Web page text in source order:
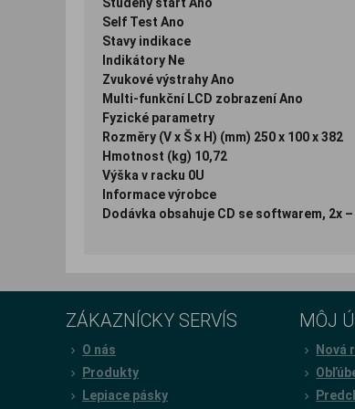
Self Test Ano
Stavy indikace
Indikátory Ne
Zvukové výstrahy Ano
Multi-funkční LCD zobrazení Ano
Fyzické parametry
Rozměry (V x Š x H) (mm) 250 x 100 x 382
Hmotnost (kg) 10,72
Výška v racku 0U
Informace výrobce
Dodávka obsahuje CD se softwarem, 2x
ZÁKAZNÍCKY SERVÍS
O nás
Produkty
Lepiace pásky
MÔJ
Nová